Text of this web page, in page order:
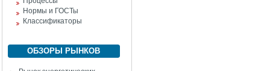
Нормы и ГОСТы
Классификаторы
ОБЗОРЫ РЫНКОВ